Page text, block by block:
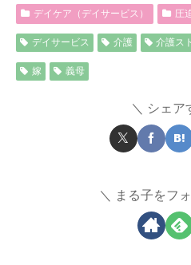
デイケア（デイサービス） 圧
デイサービス 介護 介護ス
嫁 義母
シェア
まる子をフ